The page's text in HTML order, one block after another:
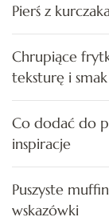
Pierś z
Chrupiące
teksturę i smak
Co dodać do
inspiracje
Puszyste
wskazówki